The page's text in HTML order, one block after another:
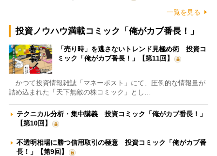
一覧を見る
投資ノウハウ満載コミック「俺がカブ番長！」
「売り時」を逃さないトレンド見極め術 投資コ
ミック「俺がカブ番長！」【第11回】
かつて投資情報雑誌「マネーポスト」にて、圧倒的な情報量が
詰め込まれた「天下無敵の株コミック」とし…
テクニカル分析・集中講義 投資コミック「俺がカブ番長！」
【第10回】
不透明相場に勝つ信用取引の極意 投資コミック「俺がカブ番
長！」【第9回】